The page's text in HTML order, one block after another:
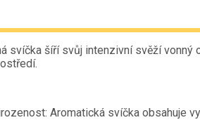
svíčka šíří svůj intenzivní svěží
Aromatická svíčka obsahuje